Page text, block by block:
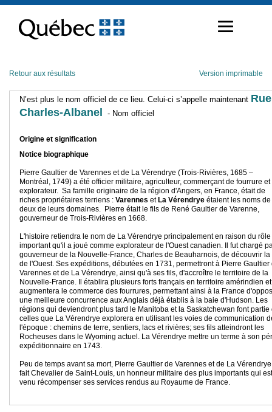
contenu
Retour aux résultats Version imprimable
N’est plus le nom officiel de ce lieu. Celui-ci s’appelle maintenant Rue
Charles-Albanel
- Nom officiel
Origine et signification
Notice biographique
Pierre Gaultier de Varennes et de La Vérendrye (Trois-Rivières, 1685 –
Montréal, 1749) a été officier militaire, agriculteur, commerçant de fourrure et
explorateur. Sa famille originaire de la région d'Angers, en France, était de
riches propriétaires terriens : Varennes et La Vérendrye étaient les noms de
deux de leurs domaines. Pierre était le fils de René Gaultier de Varenne,
gouverneur de Trois-Rivières en 1668.
L'histoire retiendra le nom de La Vérendrye principalement en raison du rôle
important qu'il a joué comme explorateur de l'Ouest canadien. Il fut chargé
gouverneur de la Nouvelle-France, Charles de Beauharnois, de découvrir la
de l'Ouest. Ses expéditions, débutées en 1731, permettront à Pierre Gaultier
Varennes et de La Vérendrye, ainsi qu'à ses fils, d'accroître le territoire de la
Nouvelle-France. Il établira plusieurs forts français en territoire amérindien et
augmentera le commerce des fourrures, permettant ainsi à la France
une meilleure concurrence aux Anglais déjà établis à la baie d'Hudson. Les
régions qui deviendront plus tard le Manitoba et la Saskatchewan font partie
celles que La Vérendrye explorera en utilisant les voies de communication
l'époque : chemins de terre, sentiers, lacs et rivières; ses fils atteindront les
Rocheuses dans le Wyoming actuel. La Vérendrye mettre un terme à son
expéditionnaire en 1743.
Peu de temps avant sa mort, Pierre Gaultier de Varennes et de La
fait Chevalier de Saint-Louis, un honneur militaire des plus importants qui est
venu récompenser ses services rendus au Royaume de France.